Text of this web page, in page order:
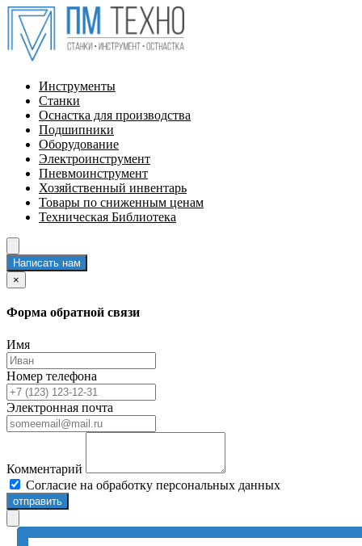
Инструменты
Станки
Оснастка для производства
Подшипники
Оборудование
Электроинструмент
Пневмоинструмент
Хозяйственный инвентарь
Товары по сниженным ценам
Техническая Библиотека
Написать нам
×
Форма обратной связи
Имя
Номер телефона
Электронная почта
Комментарий
Согласие на обработку персональных данных
отправить